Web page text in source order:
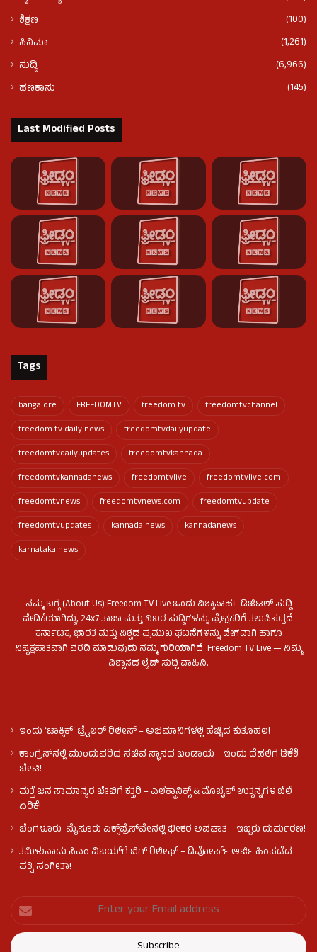
ಶಿಕ್ಷಣ
(100)
ಸಿನಿಮಾ
(1,261)
ಸುದ್ದಿ
(6,966)
ಹಣಕಾಸು
(145)
Last Modified Posts
Tags
bangalore FREEDOMTV freedom tv
freedomtvchannel
freedom tv daily news
freedomtvdailyupdate
freedomtvdailyupdates
freedomtvkannada
freedomtvkannadanews
freedomtvlive
freedomtvlive.com
freedomtvnews
freedomtvnews.com
freedomtvupdate
freedomtvupdates
kannada news
kannadanews
karnataka news
ನಮ್ಮ ಬಗ್ಗೆ (About Us) Freedom TV Live ಒಂದು ವಿಶ್ವಾಸಾರ್ಹ ಡಿಜಿಟಲ್ ಸುದ್ದಿ
ವೇದಿಕೆಯಾಗಿದ್ದು, 24x7 ತಾಜಾ ಮತ್ತು ನಿಖರ ಸುದ್ದಿಗಳನ್ನು ಪ್ರೇಕ್ಷಕರಿಗೆ ತಲುಪಿಸುತ್ತದೆ.
ಕರ್ನಾಟಕ, ಭಾರತ ಮತ್ತು ವಿಶ್ವದ ಪ್ರಮುಖ ಘಟನೆಗಳನ್ನು ವೇಗವಾಗಿ ಹಾಗೂ
ನಿಷ್ಪಕ್ಷಪಾತವಾಗಿ ವರದಿ ಮಾಡುವುದು ನಮ್ಮ ಗುರಿಯಾಗಿದೆ. Freedom TV Live — ನಿಮ್ಮ
ವಿಶ್ವಾಸದ ಲೈವ್ ಸುದ್ದಿ ವಾಹಿನಿ.
ಇಂದು ʻಟಾಕ್ಸಿಕ್ʼ ಟ್ರೈಲರ್ ರಿಲೀಸ್‌ – ಅಭಿಮಾನಿಗಳಲ್ಲಿ ಹೆಚ್ಚಿದ ಕುತೂಹಲ!
ಕಾಂಗ್ರೆಸ್​ನಲ್ಲಿ ಮುಂದುವರಿದ ಸಚಿವ ಸ್ಥಾನದ ಬಂಡಾಯ – ಇಂದು ದೆಹಲಿಗೆ ಡಿಕೆಶಿ
ಭೇಟಿ!
ಮತ್ತೆ ಜನ ಸಾಮಾನ್ಯರ ಜೇಬಿಗೆ ಕತ್ತರಿ – ಎಲೆಕ್ಟ್ರಾನಿಕ್ಸ್ & ಮೊಬೈಲ್ ಉತ್ಪನ್ನಗಳ ಬೆಲೆ
ಏರಿಕೆ!
ಬೆಂಗಳೂರು-ಮೈಸೂರು ಎಕ್ಸ್‌ಪ್ರೆಸ್‌ವೇನಲ್ಲಿ ಭೀಕರ ಅಪಘಾತ – ಇಬ್ಬರು ದುರ್ಮರಣ!
ತಮಿಳುನಾಡು ಸಿಎಂ ವಿಜಯ್‌ಗೆ ಬಿಗ್ ರಿಲೀಫ್ – ಡಿವೋರ್ಸ್ ಅರ್ಜಿ ಹಿಂಪಡೆದ
ಪತ್ನಿ ಸಂಗೀತಾ!